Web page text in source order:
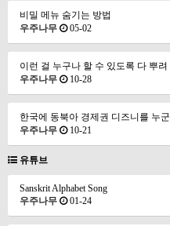
비밀 메뉴 숨기는 방법
우주나무
05-02
이런 걸 누구나 할 수 있도록 다 뿌
우주나무
10-28
한국에 동북아 경제권 디즈니를 누
우주나무
10-21
유튜브
Sanskrit Alphabet Song
우주나무
01-24